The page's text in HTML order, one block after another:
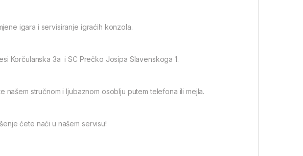
igara i servisiranje igraćih konzola.
Korčulanska 3a i SC Prečko Josipa Slavenskoga 1.
stručnom i ljubaznom osoblju putem telefona ili mejla.
ćete naći u našem servisu!